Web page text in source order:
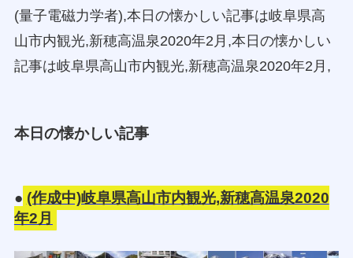
(量子電磁力学者),本日の懐かしい記事は岐阜県高
山市内観光,新穂高温泉2020年2月,本日の懐かしい
記事は岐阜県高山市内観光,新穂高温泉2020年2月,
本日の懐かしい記事
● (作成中)岐阜県高山市内観光,新穂高温泉2020
年2月